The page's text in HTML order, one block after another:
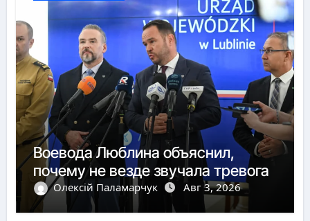
Воевода Люблина объяснил,
почему не везде звучала тревога
Олексій Паламарчук Авг 3, 2026